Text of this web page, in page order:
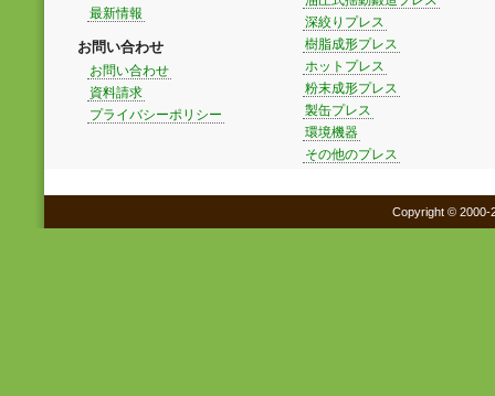
最新情報
お問い合わせ
お問い合わせ
資料請求
プライバシーポリシー
深絞りプレス
樹脂成形プレス
ホットプレス
粉末成形プレス
製缶プレス
環境機器
その他のプレス
Copyright © 2000-